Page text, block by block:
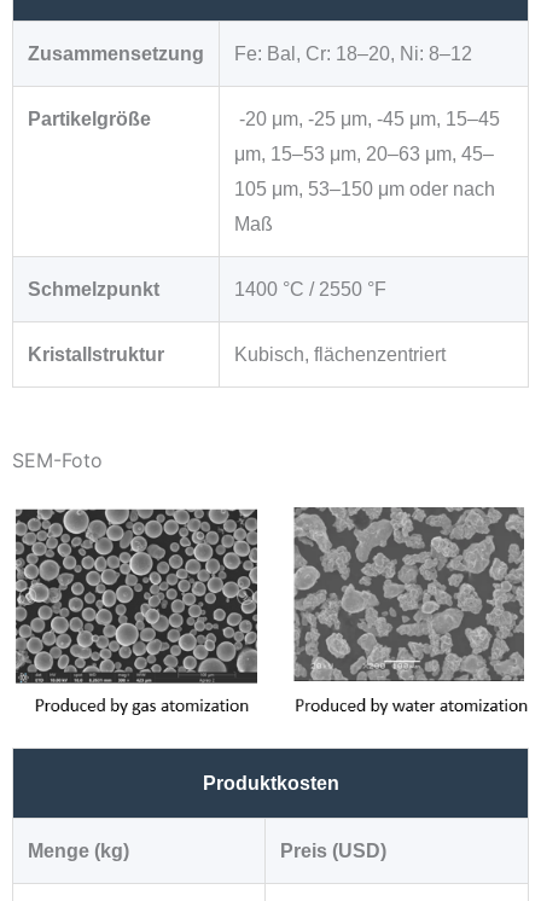
Zusammensetzung Fe: Bal, Cr: 18–20, Ni: 8–12
Partikelgröße
-20 μm, -25 μm, -45 μm, 15–45
μm, 15–53 μm, 20–63 μm, 45–
105 μm, 53–150 μm oder nach
Maß
Schmelzpunkt 1400 °C / 2550 °F
Kristallstruktur Kubisch, flächenzentriert
SEM-Foto
Produktkosten
Menge (kg) Preis (USD)